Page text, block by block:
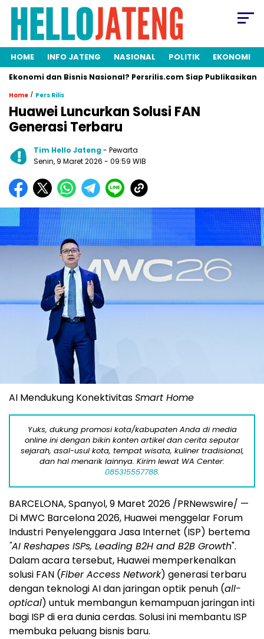
HOME INFO JATENG NASIONAL POLITIK EKONOMI
dan Bisnis Nasional? Persrilis.com Siap Publikasikan Press
Home / Pers Rilis
Huawei Luncurkan Solusi FAN
Generasi Terbaru
Tim Hello Jateng- Pewarta
Senin, 9 Maret 2026 - 09:59 WIB
AI Mendukung KonektivitasSmart Home
Yuks, dukung promosi kota/kabupaten Anda di media
online ini dengan bikin konten artikel dan cerita seputar
sejarah, asal-usul kota, tempat wisata, kuliner tradisional,
dan hal menarik lainnya. Kirim lewat WA Center:
085315557788.
BARCELONA, Spanyol, 9 Maret 2026 /PRNewswire/ —
Di MWC Barcelona 2026, Huawei menggelar Forum
Industri Penyelenggara Jasa Internet (ISP) bertema
"AI Reshapes ISPs, Leading B2H and B2B Growth".
Dalam acara tersebut, Huawei memperkenalkan
solusi FAN (Fiber Access Network) generasi terbaru
dengan teknologi AI dan jaringan optik penuh (all-
optical) untuk membangun kemampuan jaringan inti
bagi ISP di era dunia cerdas. Solusi ini membantu ISP
membuka peluang bisnis baru.